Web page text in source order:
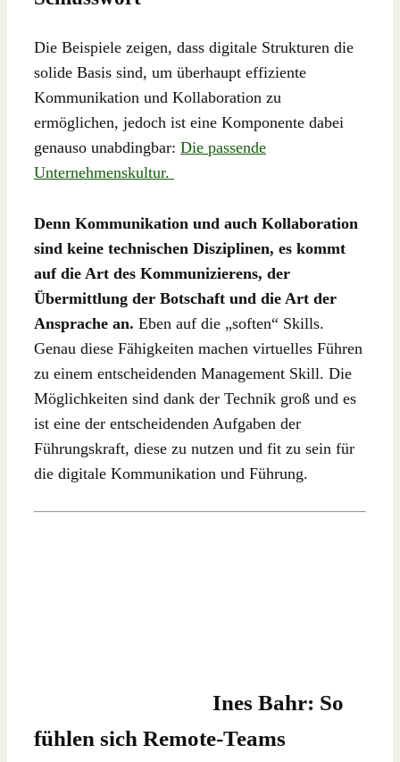
Die Beispiele zeigen, dass digitale Strukturen die
solide Basis sind, um überhaupt effiziente
Kommunikation und Kollaboration zu
ermöglichen, jedoch ist eine Komponente dabei
genauso unabdingbar: Die passende
Unternehmenskultur.
Denn Kommunikation und auch Kollaboration
sind keine technischen Disziplinen, es kommt
auf die Art des Kommunizierens, der
Übermittlung der Botschaft und die Art der
Ansprache an. Eben auf die „soften“ Skills.
Genau diese Fähigkeiten machen virtuelles Führen
zu einem entscheidenden Management Skill. Die
Möglichkeiten sind dank der Technik groß und es
ist eine der entscheidenden Aufgaben der
Führungskraft, diese zu nutzen und fit zu sein für
die digitale Kommunikation und Führung.
Ines Bahr: So
fühlen sich Remote-Teams